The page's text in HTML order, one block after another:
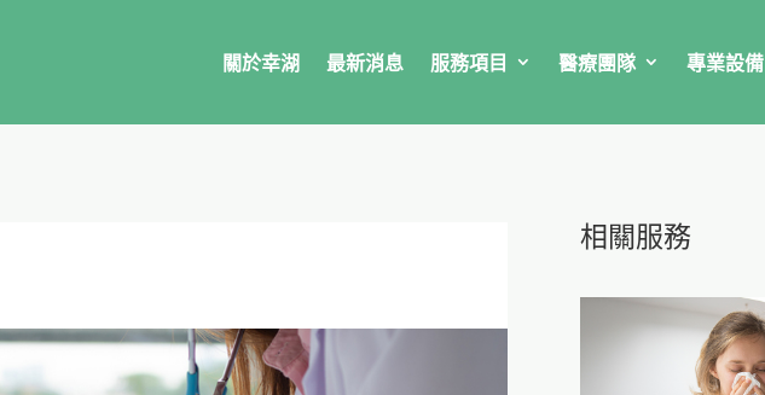
關於幸湖 最新消息 服務項目 醫療團隊 專業設備
相關服務